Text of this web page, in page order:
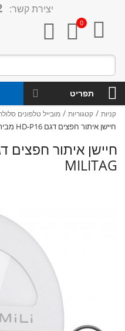
יצירת קשר:

0


תפריט
קניות / קטגוריות / מובייל טלפונים
חיישן איתור חפצים דגם HD-P16 מבית MILITAG
MILITAG